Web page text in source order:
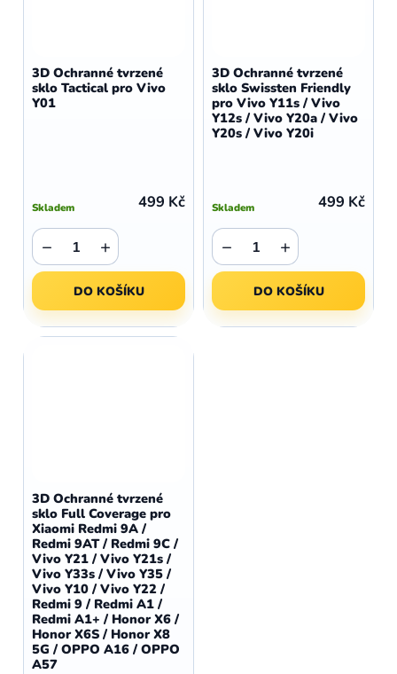
3D Ochranné tvrzené
sklo Tactical pro Vivo
Y01
Skladem 499 Kč
+
−
DO KOŠÍKU
3D Ochranné tvrzené
sklo Swissten Friendly
pro Vivo Y11s / Vivo
Y12s / Vivo Y20a / Vivo
Y20s / Vivo Y20i
Skladem 499 Kč
+
−
DO KOŠÍKU
3D Ochranné tvrzené
sklo Full Coverage pro
Xiaomi Redmi 9A /
Redmi 9AT / Redmi 9C /
Vivo Y21 / Vivo Y21s /
Vivo Y33s / Vivo Y35 /
Vivo Y10 / Vivo Y22 /
Redmi 9 / Redmi A1 /
Redmi A1+ / Honor X6 /
Honor X6S / Honor X8
5G / OPPO A16 / OPPO
A57